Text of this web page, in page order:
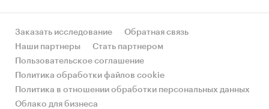
2. Резкое сокращение проводимых
мероприятий в 2020 году.
3. Количество мероприятий в 2021 г.
значительно восстановилось, но существенно
сократились бюджеты (особенно средние) и
сроки реализации проектов.
Заказать исследование
Обратная связь
Наши партнеры
Стать партнером
Пользовательское соглашение
Политика обработки файлов cookie
Политика в отношении обработки персональных данных
Облако для бизнеса